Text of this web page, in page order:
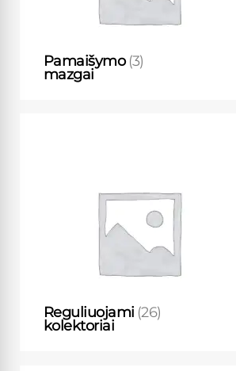
Pamaišymo
mazgai
(3)
Reguliuojami
kolektoriai
(26)